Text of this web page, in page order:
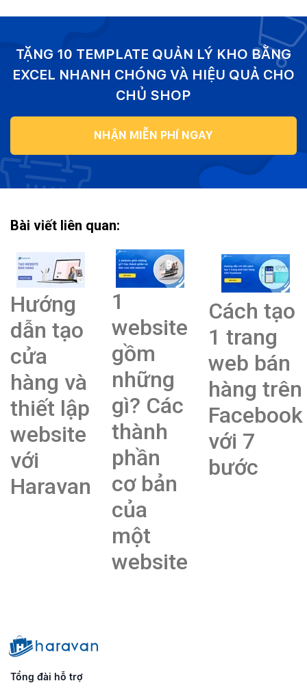
TẶNG 10 TEMPLATE QUẢN LÝ KHO BẰNG
EXCEL NHANH CHÓNG VÀ HIỆU QUẢ CHO
CHỦ SHOP
NHẬN MIỄN PHÍ NGAY
Bài viết liên quan:
Hướng
dẫn tạo
cửa
hàng và
thiết lập
website
với
Haravan
1
website
gồm
những
gì? Các
thành
phần
cơ bản
của
một
website
Cách tạo
1 trang
web bán
hàng trên
Facebook
với 7
bước
Tổng đài hỗ trợ